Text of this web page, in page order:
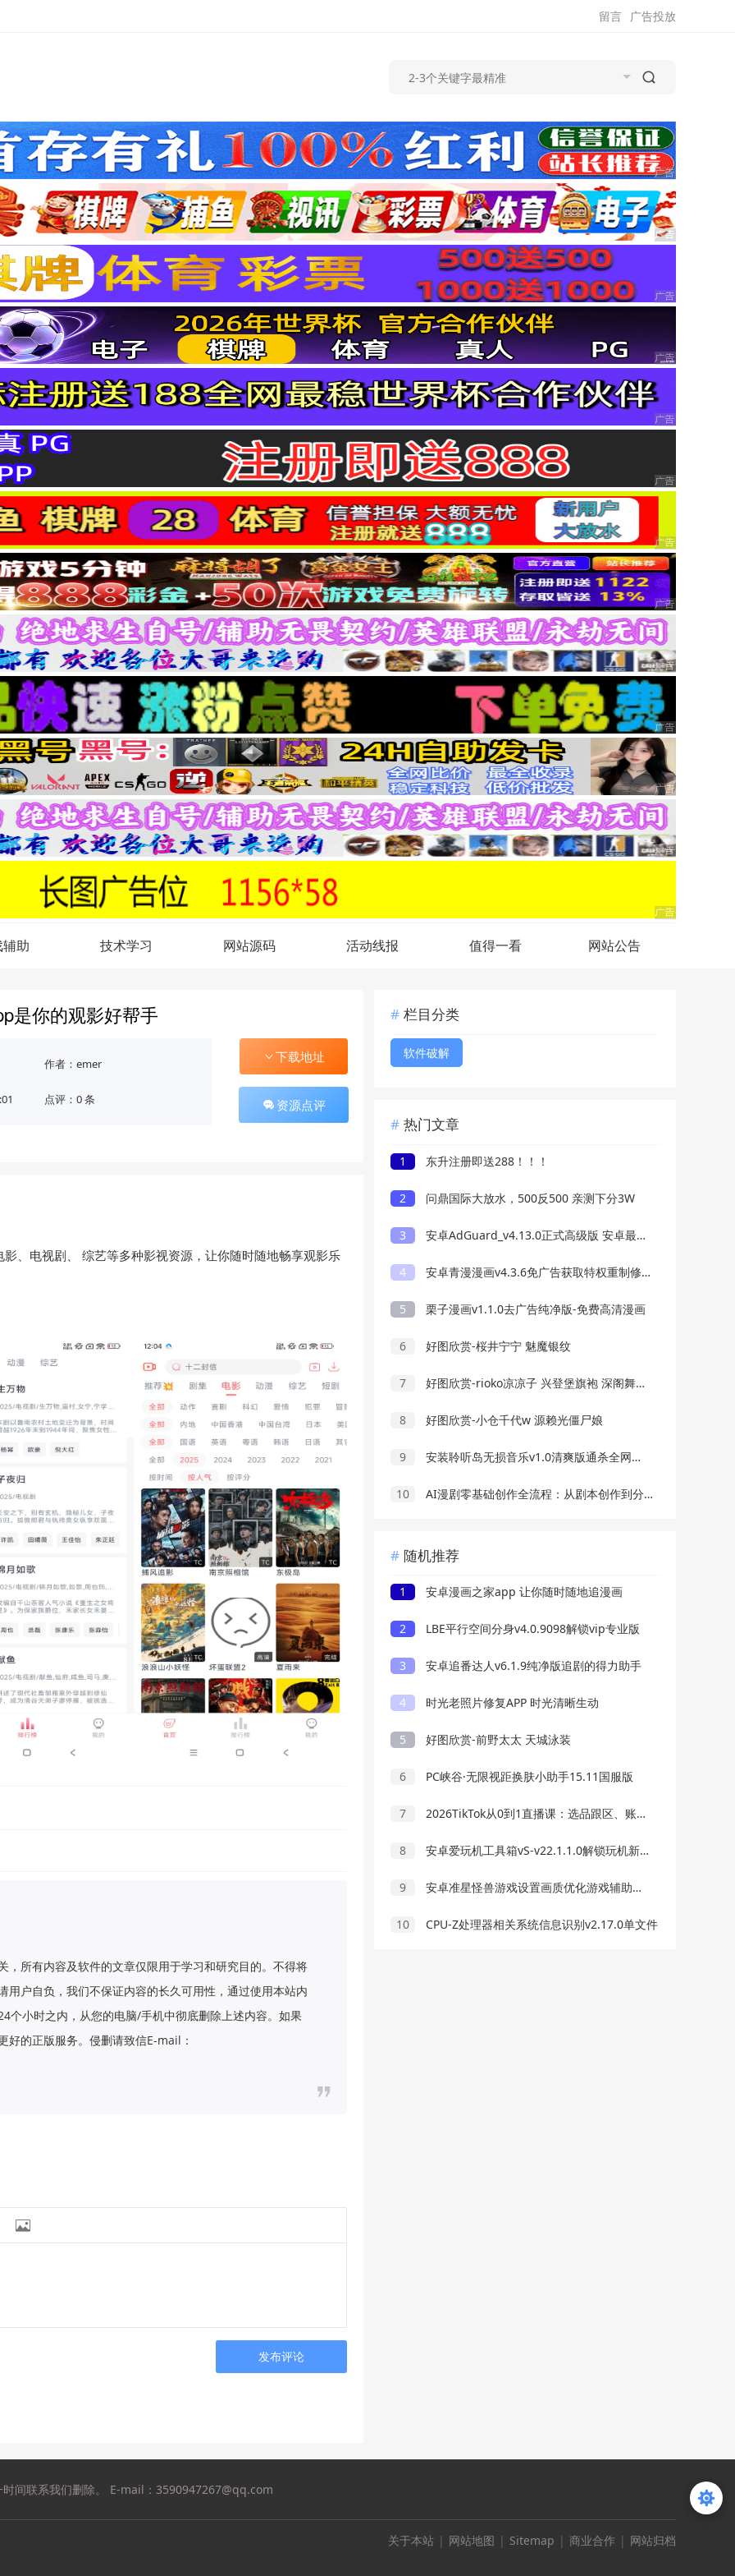
广告投放
留言
助 技术学习 网站源码 活动线报 值得一看 网站公告
是你的观影好帮手
作者：emer
点评：0 条
下载地址
资源点评
、电视剧、 综艺等多种影视资源，让你随时随地畅享观影乐
，所有内容及软件的文章仅限用于学习和研究目的。不得将
户自负，我们不保证内容的长久可用性，通过使用本站内
个小时之内，从您的电脑/手机中彻底删除上述内容。如果
好的正版服务。侵删请致信E-mail：

发布评论
栏目分类
软件破解
热门文章
1 东升注册即送288！！！
2 问鼎国际大放水，500反500 亲测下分3W
3 安卓AdGuard_v4.13.0正式高级版 安卓最好用的广告过滤器
4 安卓青漫漫画v4.3.6免广告获取特权重制修复版
5 栗子漫画v1.1.0去广告纯净版-免费高清漫画
6 好图欣赏-桜井宁宁 魅魔银纹
7 好图欣赏-rioko凉凉子 兴登堡旗袍 深阁舞戏
8 好图欣赏-小仓千代w 源赖光僵尸娘
9 安装聆听岛无损音乐v1.0清爽版通杀全网音乐
10 AI漫剧零基础创作全流程：从剧本创作到分镜剪辑，全套提示词模板直接落地出片
随机推荐
1 安卓漫画之家app 让你随时随地追漫画
2 LBE平行空间分身v4.0.9098解锁vip专业版
3 安卓追番达人v6.1.9纯净版追剧的得力助手
4 时光老照片修复APP 时光清晰生动
5 好图欣赏-前野太太 天城泳装
6 PC峡谷·无限视距换肤小助手15.11国服版
7 2026TikTok从0到1直播课：选品跟区、账号打造，新手打通跨境生意
8 安卓爱玩机工具箱vS-v22.1.1.0解锁玩机新姿势
9 安卓准星怪兽游戏设置画质优化游戏辅助APP
10 CPU-Z处理器相关系统信息识别v2.17.0单文件
间联系我们删除。 E-mail：3590947267@qq.com
关于本站 | 网站地图 | Sitemap | 商业合作 | 网站归档